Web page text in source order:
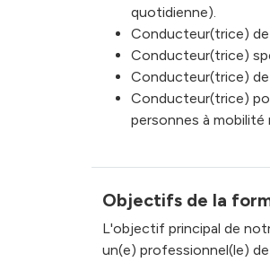
quotidienne).
Conducteur(trice) de
Conducteur(trice)
Conducteur(trice) de
Conducteur(trice)
personnes à mobilité
Objectifs de la
L'objectif principal de
un(e) professionnel(le)